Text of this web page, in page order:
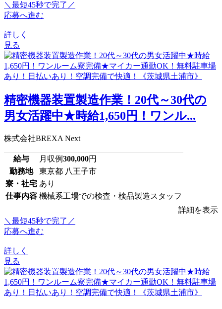
＼最短45秒で完了／
応募へ進む
詳しく
見る
精密機器装置製造作業！20代～30代の
男女活躍中★時給1,650円！ワンル...
株式会社BREXA Next
給与 月収例300,000円
勤務地
東京都 八王子市
寮・社宅 あり
仕事内容 機械系工場での検査・検品製造スタッフ
詳細を表示
＼最短45秒で完了／
応募へ進む
詳しく
見る